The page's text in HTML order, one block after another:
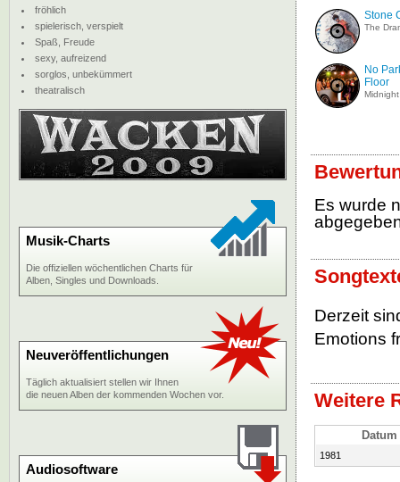
Stone
The
No
Floor
Es wurde
Derzeit
Emotions
Weitere
Datum
1981
fröhlich
spielerisch, verspielt
Spaß, Freude
sexy, aufreizend
sorglos, unbekümmert
theatralisch
Musik-Charts
Die offiziellen wöchentlichen Charts für
Alben, Singles und Downloads.
Neuveröffentlichungen
Täglich aktualisiert stellen wir Ihnen
die neuen Alben der kommenden Wochen vor.
Audiosoftware